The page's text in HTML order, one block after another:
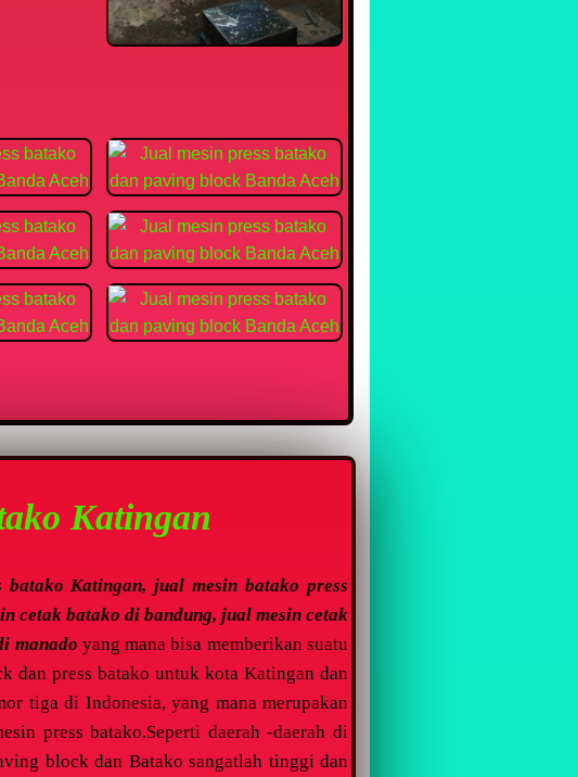
Katingan
Katingan, jual mesin batako press
cetak batako di bandung, jual mesin cetak
manado yang mana bisa memberikan suatu
dan press batako untuk kota Katingan dan
tiga di Indonesia, yang mana merupakan
press batako.Seperti daerah -daerah di
block dan Batako sangatlah tinggi dan